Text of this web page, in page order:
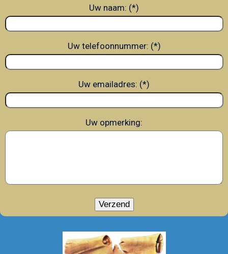
Uw naam: (*)
Uw telefoonnummer: (*)
Uw emailadres: (*)
Uw opmerking: